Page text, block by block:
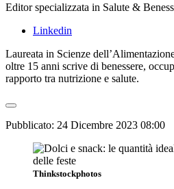
Editor specializzata in Salute &
Linkedin
Laureata in Scienze
oltre 15 anni scrive di benessere,
rapporto tra nutrizione e salute.
Pubblicato: 24 Dicembre 2023 08:00
Thinkstockphotos